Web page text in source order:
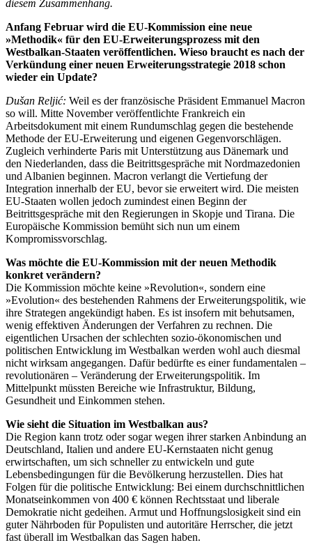
diesem Zusammenhang.
Anfang Februar wird die EU-Kommission eine neue
»Methodik« für den EU-Erweiterungsprozess mit den
Westbalkan-Staaten veröffentlichen. Wieso braucht es nach der
Verkündung einer neuen Erweiterungsstrategie 2018 schon
wieder ein Update?
Dušan Reljić: Weil es der französische Präsident Emmanuel Macron
so will. Mitte November veröffentlichte Frankreich ein
Arbeitsdokument mit einem Rundumschlag gegen die bestehende
Methode der EU-Erweiterung und eigenen Gegenvorschlägen.
Zugleich verhinderte Paris mit Unterstützung aus Dänemark und
den Niederlanden, dass die Beitrittsgespräche mit Nordmazedonien
und Albanien beginnen. Macron verlangt die Vertiefung der
Integration innerhalb der EU, bevor sie erweitert wird. Die meisten
EU-Staaten wollen jedoch zumindest einen Beginn der
Beitrittsgespräche mit den Regierungen in Skopje und Tirana. Die
Europäische Kommission bemüht sich nun um einem
Kompromissvorschlag.
Was möchte die EU-Kommission mit der neuen Methodik
konkret verändern?
Die Kommission möchte keine »Revolution«, sondern eine
»Evolution« des bestehenden Rahmens der Erweiterungspolitik, wie
ihre Strategen angekündigt haben. Es ist insofern mit behutsamen,
wenig effektiven Änderungen der Verfahren zu rechnen. Die
eigentlichen Ursachen der schlechten sozio-ökonomischen und
politischen Entwicklung im Westbalkan werden wohl auch diesmal
nicht wirksam angegangen. Dafür bedürfte es einer fundamentalen –
revolutionären – Veränderung der Erweiterungspolitik. Im
Mittelpunkt müssten Bereiche wie Infrastruktur, Bildung,
Gesundheit und Einkommen stehen.
Wie sieht die Situation im Westbalkan aus?
Die Region kann trotz oder sogar wegen ihrer starken Anbindung an
Deutschland, Italien und andere EU-Kernstaaten nicht genug
erwirtschaften, um sich schneller zu entwickeln und gute
Lebensbedingungen für die Bevölkerung herzustellen. Dies hat
Folgen für die politische Entwicklung: Bei einem durchschnittlichen
Monatseinkommen von 400 € können Rechtsstaat und liberale
Demokratie nicht gedeihen. Armut und Hoffnungslosigkeit sind ein
guter Nährboden für Populisten und autoritäre Herrscher, die jetzt
fast überall im Westbalkan das Sagen haben.